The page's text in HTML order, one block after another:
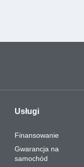
Usługi
Finansowanie
Gwarancja na
samochód